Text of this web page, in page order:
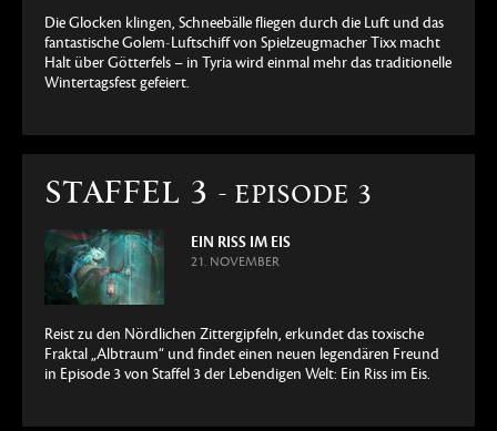
Die Glocken klingen, Schneebälle fliegen durch die Luft und das
fantastische Golem-Luftschiff von Spielzeugmacher Tixx macht
Halt über Götterfels – in Tyria wird einmal mehr das traditionelle
Wintertagsfest gefeiert.
STAFFEL 3 - EPISODE 3
EIN RISS IM EIS
21. NOVEMBER
Reist zu den Nördlichen Zittergipfeln, erkundet das toxische
Fraktal „Albtraum“ und findet einen neuen legendären Freund
in Episode 3 von Staffel 3 der Lebendigen Welt: Ein Riss im Eis.